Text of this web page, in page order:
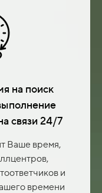
на поиск
связи 24/7
Ваше время,
и
времени